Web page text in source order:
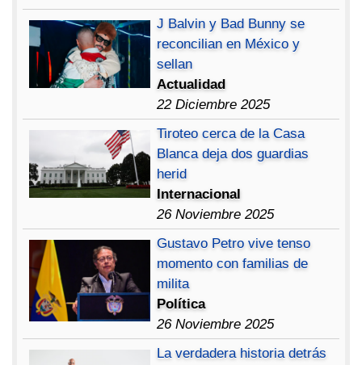
J Balvin y Bad Bunny se
reconcilian en México y
sellan
Actualidad
22 Diciembre 2025
Tiroteo cerca de la Casa
Blanca deja dos guardias
herid
Internacional
26 Noviembre 2025
Gustavo Petro vive tenso
momento con familias de
milita
Política
26 Noviembre 2025
La verdadera historia detrás